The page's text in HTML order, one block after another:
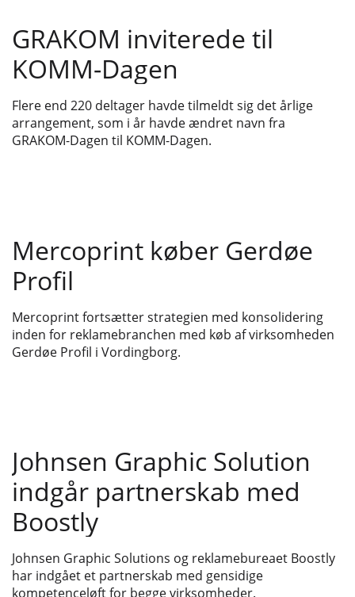
GRAKOM inviterede til
KOMM-Dagen
Flere end 220 deltager havde tilmeldt sig det årlige
arrangement, som i år havde ændret navn fra
GRAKOM-Dagen til KOMM-Dagen.
Mercoprint køber Gerdøe
Profil
Mercoprint fortsætter strategien med konsolidering
inden for reklamebranchen med køb af virksomheden
Gerdøe Profil i Vordingborg.
Johnsen Graphic Solution
indgår partnerskab med
Boostly
Johnsen Graphic Solutions og reklamebureaet Boostly
har indgået et partnerskab med gensidige
kompetenceløft for begge virksomheder.